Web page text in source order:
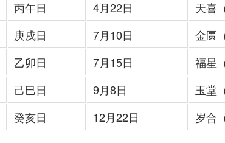
丙午日 4月22日
天喜
庚戌日 7月10日
金匮
乙卯日 7月15日
福星
己巳日 9月8日
玉堂
癸亥日 12月22日 岁合